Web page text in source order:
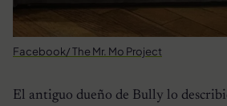
Facebook/ The Mr. Mo Project
El antiguo dueño de Bully lo